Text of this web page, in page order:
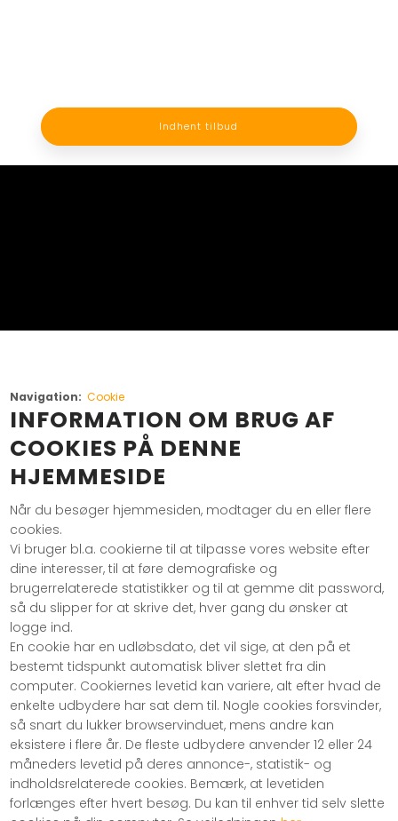
Indhent tilbud
Navigation: Cookie
INFORMATION OM BRUG AF
COOKIES PÅ DENNE
HJEMMESIDE
Når du besøger hjemmesiden, modtager du en eller flere
cookies.
Vi bruger bl.a. cookierne til at tilpasse vores website efter
dine interesser, til at føre demografiske og
brugerrelaterede statistikker og til at gemme dit password,
så du slipper for at skrive det, hver gang du ønsker at
logge ind.
En cookie har en udløbsdato, det vil sige, at den på et
bestemt tidspunkt automatisk bliver slettet fra din
computer. Cookiernes levetid kan variere, alt efter hvad de
enkelte udbydere har sat dem til. Nogle cookies forsvinder,
så snart du lukker browservinduet, mens andre kan
eksistere i flere år. De fleste udbydere anvender 12 eller 24
måneders levetid på deres annonce-, statistik- og
indholdsrelaterede cookies. Bemærk, at levetiden
forlænges efter hvert besøg. Du kan til enhver tid selv slette